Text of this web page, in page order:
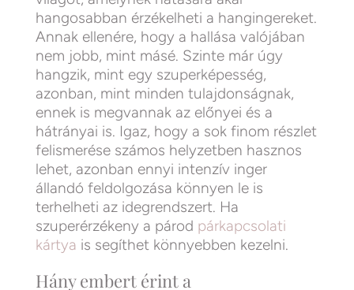
hangosabban érzékelheti a hangingereket.
Annak ellenére, hogy a hallása valójában
nem jobb, mint másé. Szinte már úgy
hangzik, mint egy szuperképesség,
azonban, mint minden tulajdonságnak,
ennek is megvannak az előnyei és a
hátrányai is. Igaz, hogy a sok finom részlet
felismerése számos helyzetben hasznos
lehet, azonban ennyi intenzív inger
állandó feldolgozása könnyen le is
terhelheti az idegrendszert. Ha
szuperérzékeny a párod párkapcsolati
kártya is segíthet könnyebben kezelni.
Hány embert érint a